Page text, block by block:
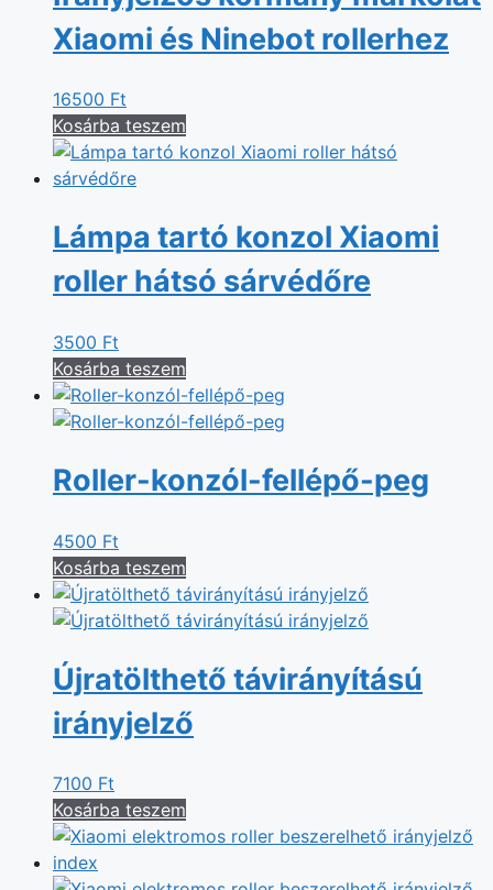
Xiaomi és Ninebot rollerhez
16500 Ft
Kosárba teszem
Lámpa tartó konzol Xiaomi
roller hátsó sárvédőre
3500 Ft
Kosárba teszem
Roller-konzól-fellépő-peg
4500 Ft
Kosárba teszem
Újratölthető távirányítású
irányjelző
7100 Ft
Kosárba teszem